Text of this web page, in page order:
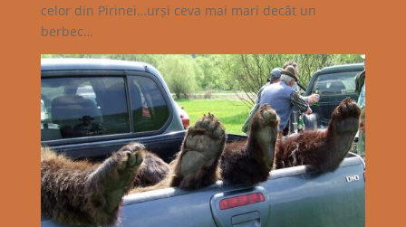
celor din Pirinei…urși ceva mai mari decât un
berbec…